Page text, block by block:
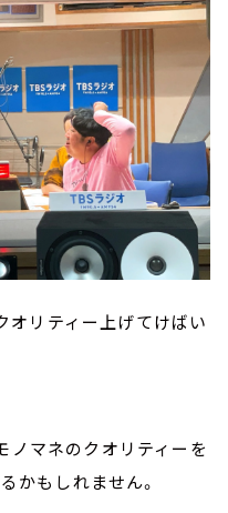
オリティー上げてけばい
ノマネのクオリティーを
かもしれません。